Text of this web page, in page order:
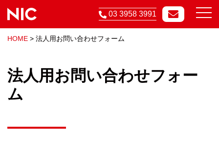
03 3958 3991
HOME > 法人用お問い合わせフォーム
法人用お問い合わせフォー
ム